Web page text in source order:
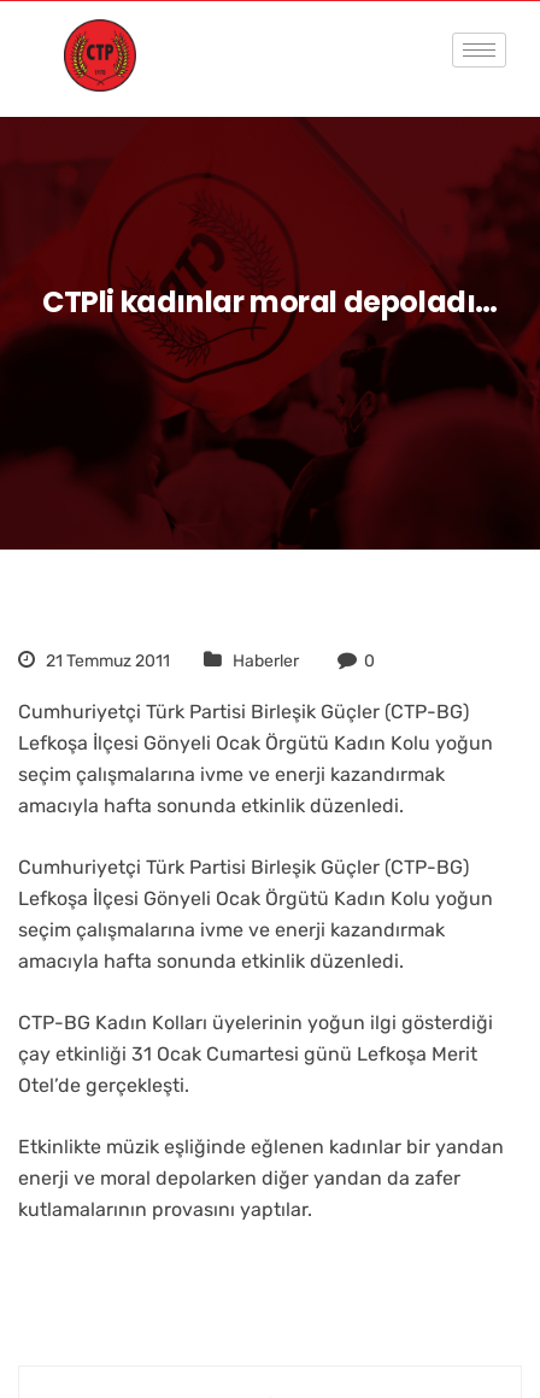
CTPli kadınlar moral depoladı…
21 Temmuz 2011 Haberler 0
Cumhuriyetçi Türk Partisi Birleşik Güçler (CTP-BG)
Lefkoşa İlçesi Gönyeli Ocak Örgütü Kadın Kolu yoğun
seçim çalışmalarına ivme ve enerji kazandırmak
amacıyla hafta sonunda etkinlik düzenledi.
Cumhuriyetçi Türk Partisi Birleşik Güçler (CTP-BG)
Lefkoşa İlçesi Gönyeli Ocak Örgütü Kadın Kolu yoğun
seçim çalışmalarına ivme ve enerji kazandırmak
amacıyla hafta sonunda etkinlik düzenledi.
CTP-BG Kadın Kolları üyelerinin yoğun ilgi gösterdiği
çay etkinliği 31 Ocak Cumartesi günü Lefkoşa Merit
Otel’de gerçekleşti.
Etkinlikte müzik eşliğinde eğlenen kadınlar bir yandan
enerji ve moral depolarken diğer yandan da zafer
kutlamalarının provasını yaptılar.